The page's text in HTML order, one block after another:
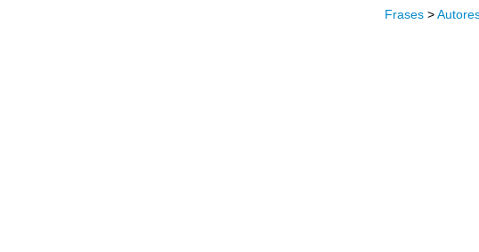
Frases >